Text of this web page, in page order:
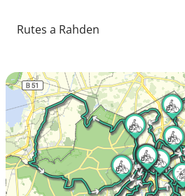
Rutes a Rahden